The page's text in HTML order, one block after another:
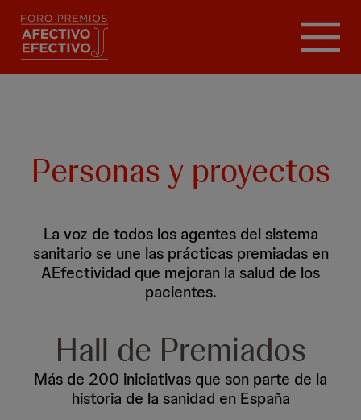
Pasar
Personas y proyectos
La voz de todos los agentes del sistema
sanitario se une las prácticas premiadas en
AEfectividad que mejoran la salud de los
pacientes.
Hall de Premiados
Más de 200 iniciativas que son parte de la
historia de la sanidad en España